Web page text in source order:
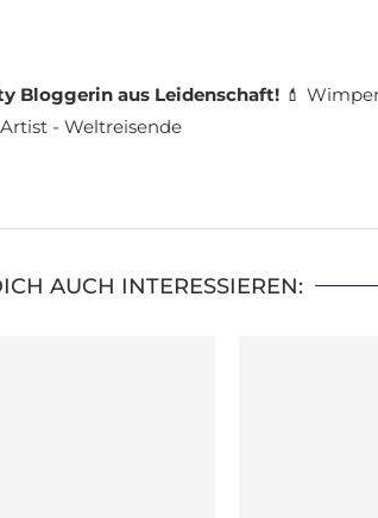
Bloggerin aus Leidenschaft! 💄
- Weltreisende
AUCH INTERESSIEREN: